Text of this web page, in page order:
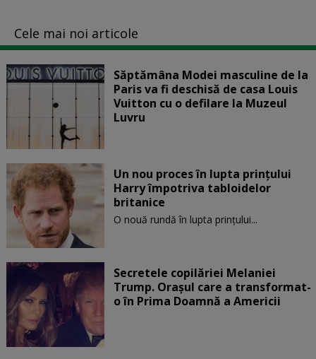
Cele mai noi articole
Săptămâna Modei masculine de la
Paris va fi deschisă de casa Louis
Vuitton cu o defilare la Muzeul
Luvru
Un nou proces în lupta prinţului
Harry împotriva tabloidelor
britanice
O nouă rundă în lupta prinţului...
Secretele copilăriei Melaniei
Trump. Orașul care a transformat-
o în Prima Doamnă a Americii